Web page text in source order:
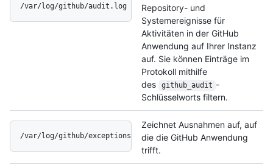
/var/log/github/audit.log
Repository- und
Systemereignisse für
Aktivitäten in der GitHub
Anwendung auf Ihrer Instanz
auf. Sie können Einträge im
Protokoll mithilfe
des
github_audit -
Schlüsselworts filtern.
/var/log/github/exceptions.log
Zeichnet Ausnahmen auf, auf
die die GitHub Anwendung
trifft.